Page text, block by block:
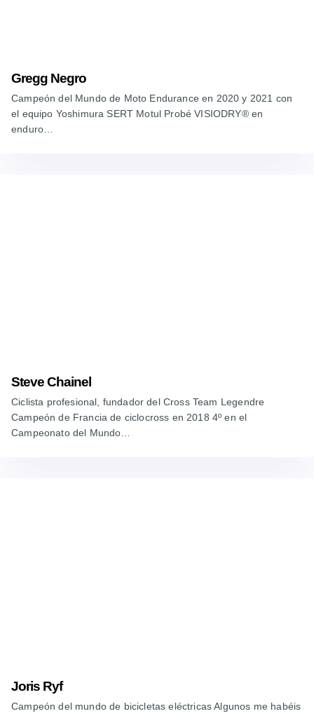
Gregg Negro
Campeón del Mundo de Moto Endurance en 2020 y 2021 con
el equipo Yoshimura SERT Motul Probé VISIODRY® en
enduro…
Steve Chainel
Ciclista profesional, fundador del Cross Team Legendre
Campeón de Francia de ciclocross en 2018 4º en el
Campeonato del Mundo…
Joris Ryf
Campeón del mundo de bicicletas eléctricas Algunos me habéis